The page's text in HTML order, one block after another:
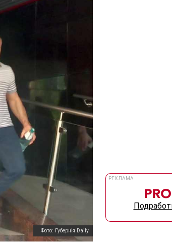
Фото: Губернiя Daily
РЕКЛАМА